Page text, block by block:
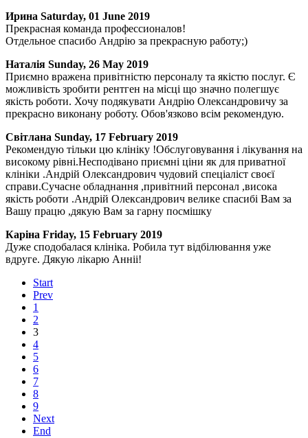
Ирина Saturday, 01 June 2019
Прекрасная команда профессионалов!
Отдельное спасибо Андрію за прекрасную работу;)
Наталія Sunday, 26 May 2019
Приємно вражена привітністю персоналу та якістю послуг. Є
можливість зробити рентген на місці що значно полегшує
якість роботи. Хочу подякувати Андрію Олександровичу за
прекрасно виконану роботу. Обов'язково всім рекомендую.
Світлана Sunday, 17 February 2019
Рекомендую тільки цю клініку !Обслуговування і лікування на
високому рівні.Несподівано приємні ціни як для приватної
клініки .Андрій Олександрович чудовий спеціаліст своєї
справи.Сучасне обладнання ,привітний персонал ,висока
якість роботи .Андрій Олександрович велике спасибі Вам за
Вашу працю ,дякую Вам за гарну посмішку
Каріна Friday, 15 February 2019
Дуже сподобалася клініка. Робила тут відбілювання уже
вдруге. Дякую лікарю Анніі!
Start
Prev
1
2
3
4
5
6
7
8
9
Next
End